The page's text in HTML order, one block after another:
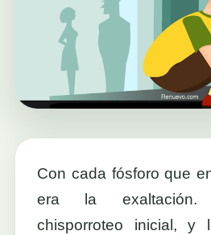
Con cada fósforo que
era la exaltación.
chisporroteo inicial, y